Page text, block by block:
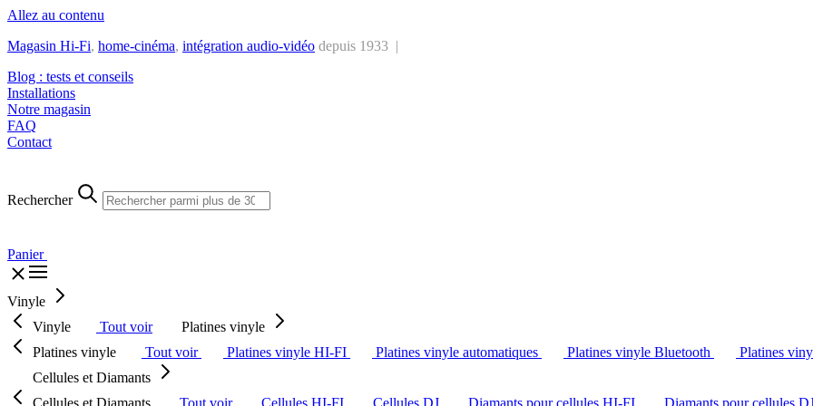
Allez au contenu
Magasin Hi-Fi, home-cinéma, intégration audio-vidéo depuis 1933 |
Blog : tests et conseils
Installations
Notre magasin
FAQ
Contact
Rechercher
Panier
Vinyle
Vinyle
Tout voir
Platines vinyle
Platines vinyle
Tout voir Platines vinyle HI-FI Platines vinyle automatiques Platines vinyle Bluetooth
Platines
Cellules et Diamants
Cellules et Diamants
Tout voir Cellules HI-FI Cellules DJ Diamants pour cellules HI-FI
Diamants pour cellules